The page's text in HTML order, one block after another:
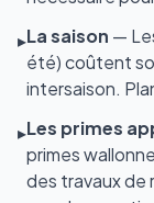
▸La saison —
été) coûtent
intersaison.
▸Les primes
primes
des travaux de